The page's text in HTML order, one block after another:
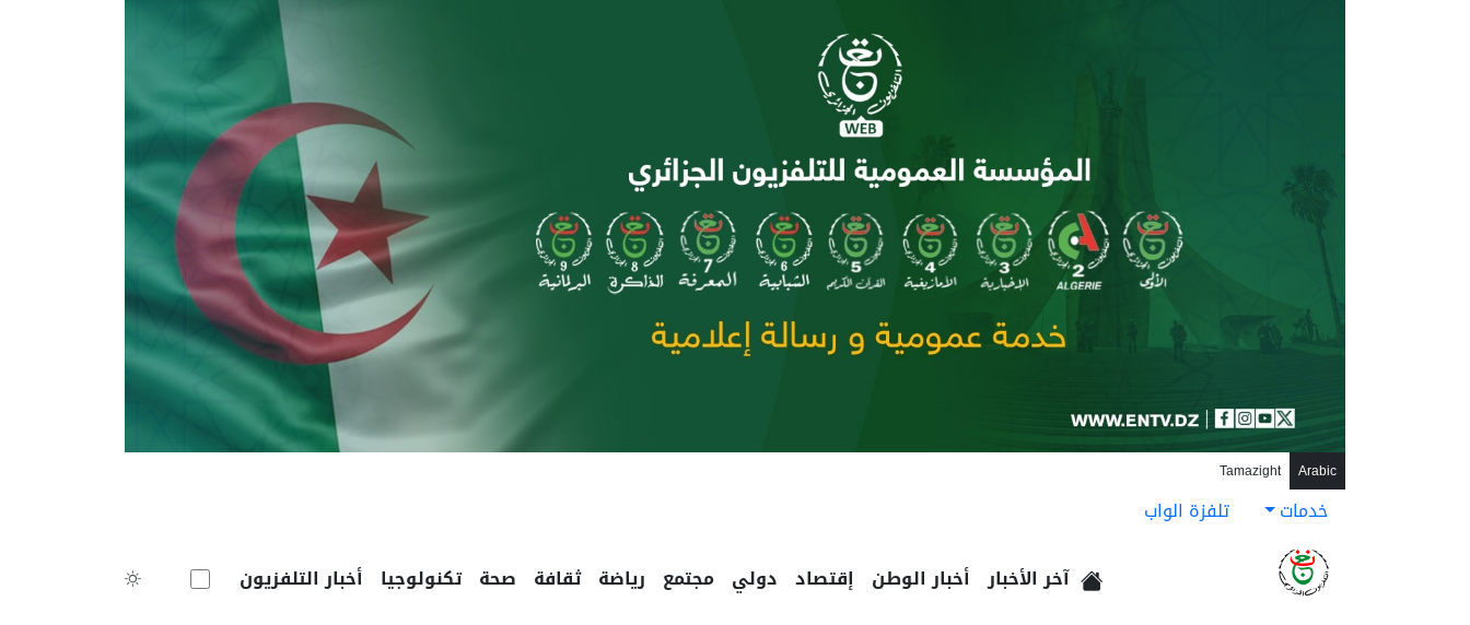
Arabic
Tamazight
خدمات تلفزة الواب
آخر الأخبار أخبار الوطن إقتصاد دولي مجتمع رياضة ثقافة صحة تكنولوجيا أخبار التلفزيون